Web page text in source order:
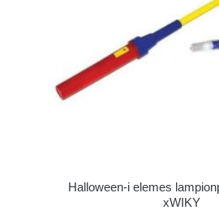
Halloween-i elemes
xWIKY